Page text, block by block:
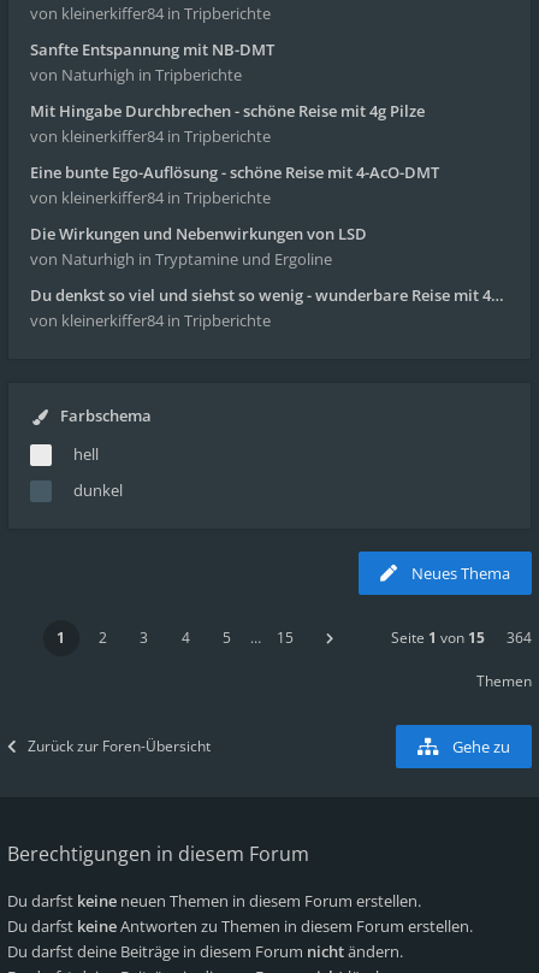
von kleinerkiffer84 in Tripberichte
Sanfte Entspannung mit NB-DMT
von Naturhigh in Tripberichte
Mit Hingabe Durchbrechen - schöne Reise mit 4g Pilze
von kleinerkiffer84 in Tripberichte
Eine bunte Ego-Auflösung - schöne Reise mit 4-AcO-DMT
von kleinerkiffer84 in Tripberichte
Die Wirkungen und Nebenwirkungen von LSD
von Naturhigh in Tryptamine und Ergoline
Du denkst so viel und siehst so wenig - wunderbare Reise mit 4g Pilze
von kleinerkiffer84 in Tripberichte
Farbschema
hell
dunkel
Neues Thema
1 2 3 4 5 … 15 Seite 1 von 15 364
Themen
Zurück zur Foren-Übersicht Gehe zu
Berechtigungen in diesem Forum
Du darfst keine neuen Themen in diesem Forum erstellen.
Du darfst keineAntworten zu Themen in diesem Forum erstellen.
Du darfst deine Beiträge in diesem Forum nichtändern.